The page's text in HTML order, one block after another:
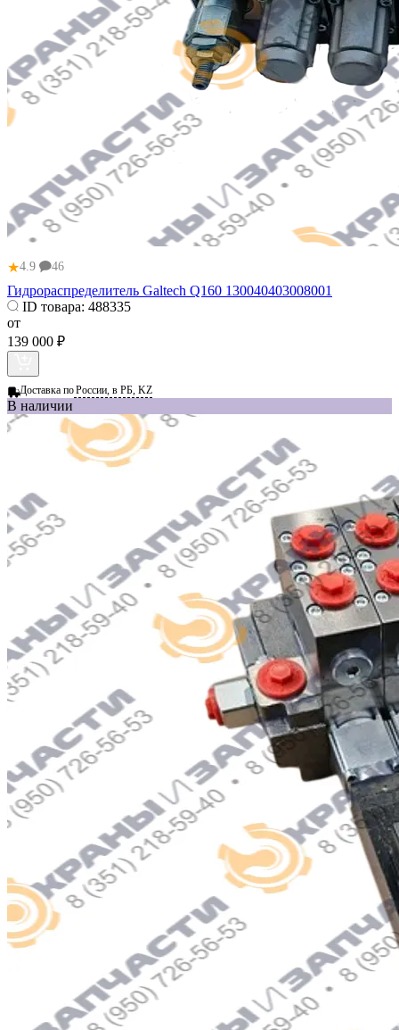
★4.9 46
Гидрораспределитель Galtech Q160 130040403008001
ID товара: 488335
от
139 000 ₽
Доставка поРоссии, в РБ, KZ
В наличии